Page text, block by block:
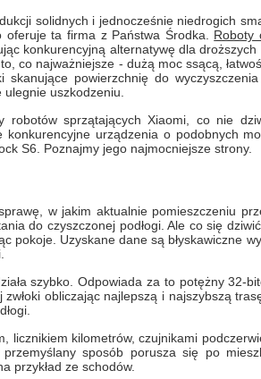
solidnych i jednocześnie niedrogich
ta firma z Państwa Środka. Roboty
konkurencyjną alternatywę dla
co najważniejsze - dużą moc ssącą,
powierzchnię do
uszkodzeniu.
robotów sprzątających Xiaomi, co nie
urządzenia o podobnych
S6. Poznajmy jego najmocniejsze strony.
w jakim aktualnie pomieszczeniu
do czyszczonej podłogi. Ale co się
pokoje. Uzyskane dane są błyskawiczne
szybko. Odpowiada za to potężny 32-
obliczając najlepszą i najszybszą
kilometrów, czujnikami
sposób porusza się po
przykład ze schodów.